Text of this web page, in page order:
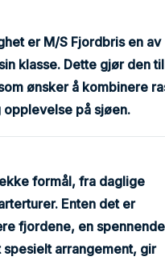
er M/S Fjordbris en av
klasse. Dette gjør den
ønsker å kombinere
på sjøen.
formål, fra daglige
Enten det er
fjordene, en spennende
arrangement, gir